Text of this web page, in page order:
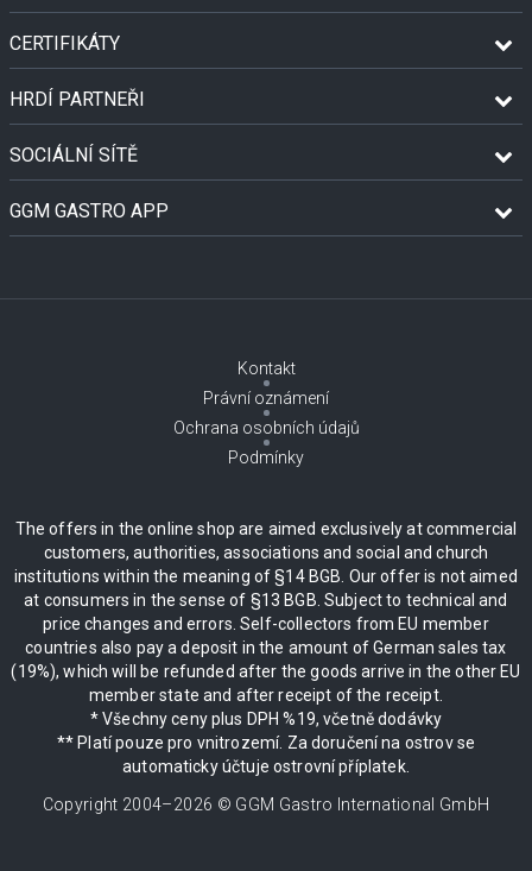
CERTIFIKÁTY
HRDÍ PARTNEŘI
SOCIÁLNÍ SÍTĚ
GGM GASTRO APP
Kontakt
Právní oznámení
Ochrana osobních údajů
Podmínky
The offers in the online shop are aimed exclusively at commercial
customers, authorities, associations and social and church
institutions within the meaning of §14 BGB. Our offer is not aimed
at consumers in the sense of §13 BGB. Subject to technical and
price changes and errors. Self-collectors from EU member
countries also pay a deposit in the amount of German sales tax
(19%), which will be refunded after the goods arrive in the other EU
member state and after receipt of the receipt.
* Všechny ceny plus DPH %19, včetně dodávky
** Platí pouze pro vnitrozemí. Za doručení na ostrov se
automaticky účtuje ostrovní příplatek.
Copyright 2004–2026 © GGM Gastro International GmbH